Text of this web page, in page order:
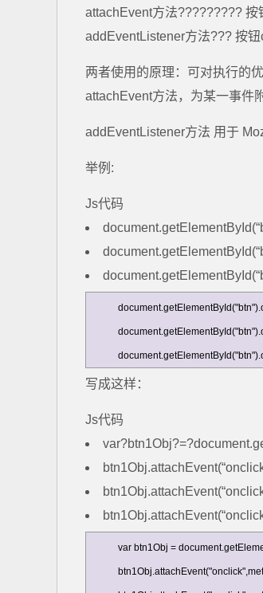
attachEvent方法????????? 按
addEventListener方法??? 按
两者使用的原理：可对执行的
attachEvent方法，为某一事件
addEventListener方法 用于
举例:
Js代码
写成这样：
Js代码
var btn1Obj =